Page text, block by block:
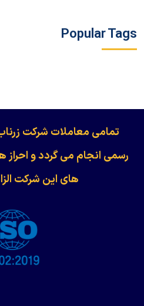
Popular Tags
​​​​​​تمامی معاملات شرکت
رسمی انجام می گردد و احراز
های این شرکت